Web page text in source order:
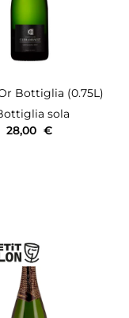
Bottiglia (0.75L)
sola
28,00 €